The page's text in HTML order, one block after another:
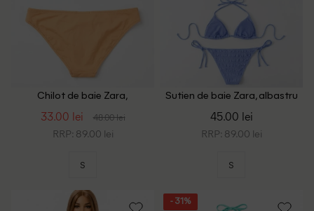
Chilot de baie Zara,
33.00 lei 48.00 lei
RRP: 89.00 lei
S
Sutien de baie Zara, albastru
45.00 lei
RRP: 89.00 lei
S
- 31%